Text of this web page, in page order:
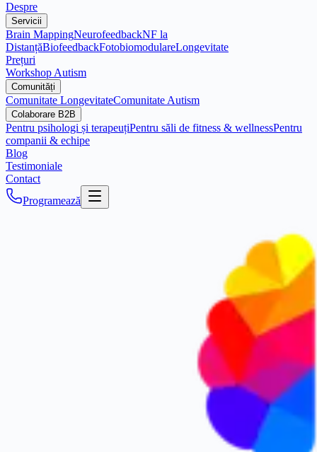
Despre
Servicii
Brain MappingNeurofeedbackNF la
DistanțăBiofeedbackFotobiomodulareLongevitate
Prețuri
Workshop Autism
Comunități
Comunitate LongevitateComunitate Autism
Colaborare B2B
Pentru psihologi și terapeuțiPentru săli de fitness & wellnessPentru
companii & echipe
Blog
Testimoniale
Contact
Programează